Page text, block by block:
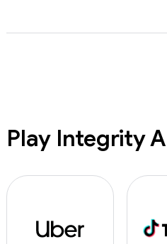
Play Integrity